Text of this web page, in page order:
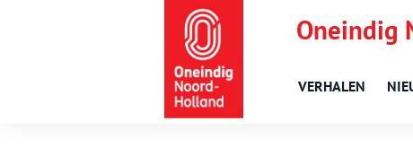
Oneindig
VERHALEN